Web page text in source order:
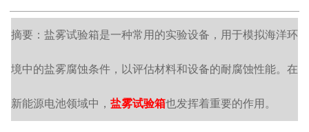
摘要：盐雾试验箱是一种常用的实验设备，用于模拟海洋环
境中的盐雾腐蚀条件，以评估材料和设备的耐腐蚀性能。在
新能源电池领域中， 盐雾试验箱也发挥着重要的作用。